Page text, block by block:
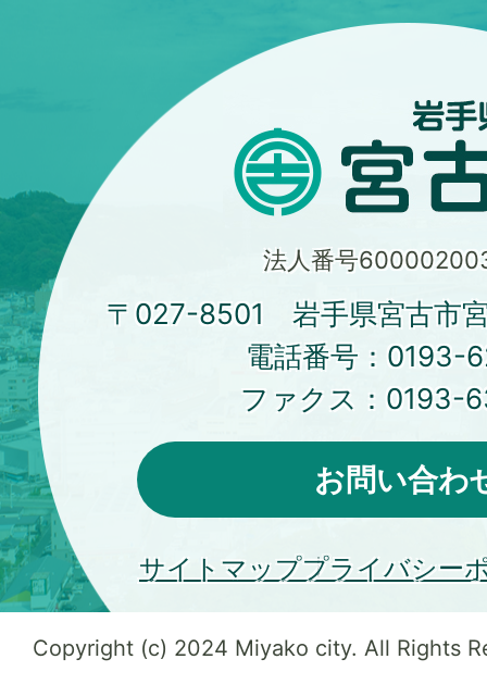
法人番号
〒027-8501 岩手県宮古市
電話番号： 0193-
ファクス： 0193-
お問い合わ
サイトマッププライバシー
Copyright (c) 2024 Miyako city. All Rights